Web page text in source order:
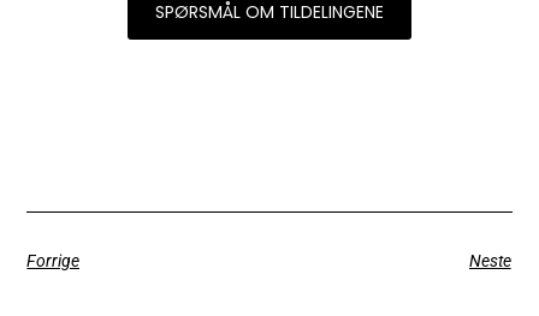
SPØRSMÅL OM TILDELINGENE
Forrige Neste